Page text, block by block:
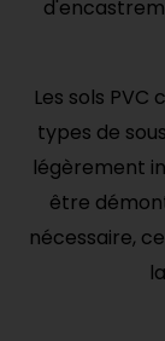
Les sols
types de
légèrement
être
nécessaire,